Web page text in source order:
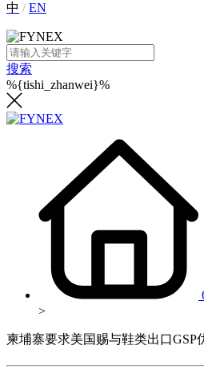
中 /EN
搜索
%{tishi_zhanwei}%
>
柬埔寨要求美国赐与鞋类出口GSP